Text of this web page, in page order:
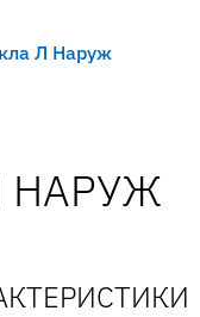
Л Наруж
НАРУЖ